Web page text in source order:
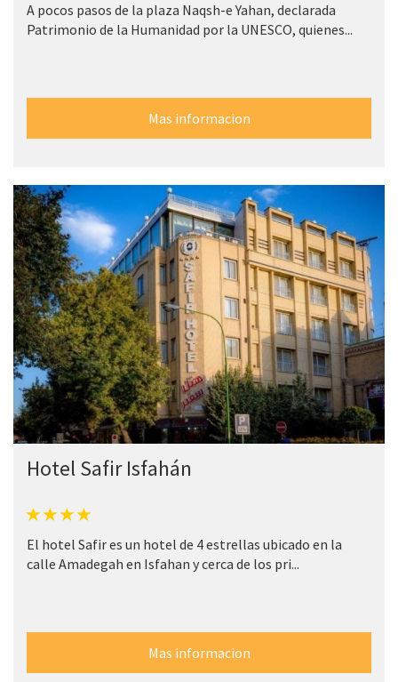
A pocos pasos de la plaza Naqsh-e Yahan, declarada
Patrimonio de la Humanidad por la UNESCO, quienes...
Mas informacion
Hotel Safir Isfahán
El hotel Safir es un hotel de 4 estrellas ubicado en la
calle Amadegah en Isfahan y cerca de los pri...
Mas informacion